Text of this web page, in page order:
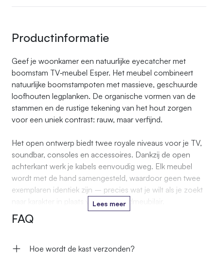
Productinformatie
Geef je woonkamer een natuurlijke eyecatcher met
boomstam TV‑meubel Esper. Het meubel combineert
natuurlijke boomstam­poten met massieve, geschuurde
loofhouten legplanken. De organische vormen van de
stammen en de rustige tekening van het hout zorgen
voor een uniek contrast: rauw, maar verfijnd.
Het open ontwerp biedt twee royale niveaus voor je TV,
soundbar, consoles en accessoires. Dankzij de open
achterkant werk je kabels eenvoudig weg. Elk meubel
wordt met de hand samengesteld, waardoor geen twee
exemplaren identiek zijn – precies wat je wilt als je zoekt
naar karakter in plaats van standaardmeubilair.
Lees meer
FAQ
Hoe wordt de kast verzonden?